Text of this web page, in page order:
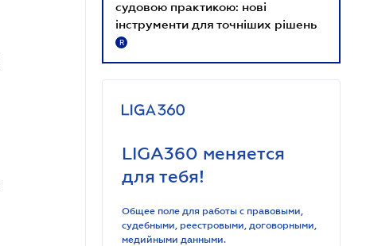
судовою практикою: нові
інструменти для точніших рішень
R
LIGA360 меняется
для тебя!
Общее поле для работы с правовыми,
судебными, реестровыми, договорными,
медийными данными.